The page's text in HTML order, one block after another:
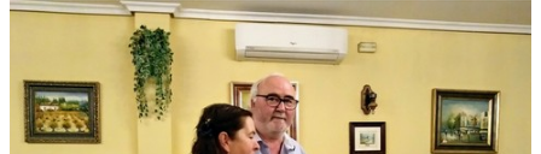
Log diploma en Pdf
Fotos▼